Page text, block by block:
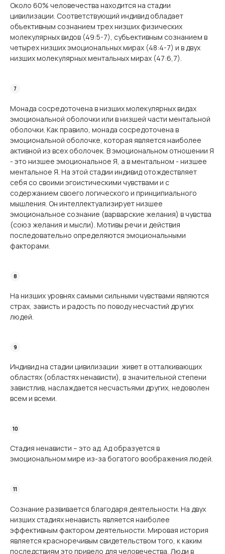
Около 60% человечества находится на стадии
цивилизации. Соответствующий индивид обладает
объективным сознанием трех низших физических
молекулярных видов (49:5-7), субъективным сознанием в
четырех низших эмоциональных мирах (48:4-7) и в двух
низших молекулярных ментальных мирах (47:6,7).
Монада сосредоточена в низших молекулярных видах
эмоциональной оболочки или в низшей части ментальной
оболочки. Как правило, монада сосредоточена в
эмоциональной оболочке, которая является наиболее
активной из всех оболочек. В эмоциональном отношении Я
- это низшее эмоциональное Я, а в ментальном - низшее
ментальное Я. На этой стадии индивид отождествляет
себя со своими эгоистическими чувствами и с
содержанием своего логического и принципиального
мышления. Он интеллектуализирует низшее
эмоциональное сознание (варварские желания) в чувства
(союз желания и мысли). Мотивы речи и действия
последовательно определяются эмоциональными
факторами.
На низших уровнях самыми сильными чувствами являются
страх, зависть и радость по поводу несчастий других
людей.
Индивид на стадии цивилизации живет в отталкивающих
областях (областях ненависти), в значительной степени
завистлив, наслаждается несчастьями других, недоволен
всем и всеми.
Стадия ненависти – это ад. Ад образуется в
эмоциональном мире из-за богатого воображения людей.
Сознание развивается благодаря деятельности. На двух
низших стадиях ненависть является наиболее
эффективным фактором деятельности. Мировая история
является красноречивым свидетельством того, к каким
последствиям это привело для человечества. Люди в